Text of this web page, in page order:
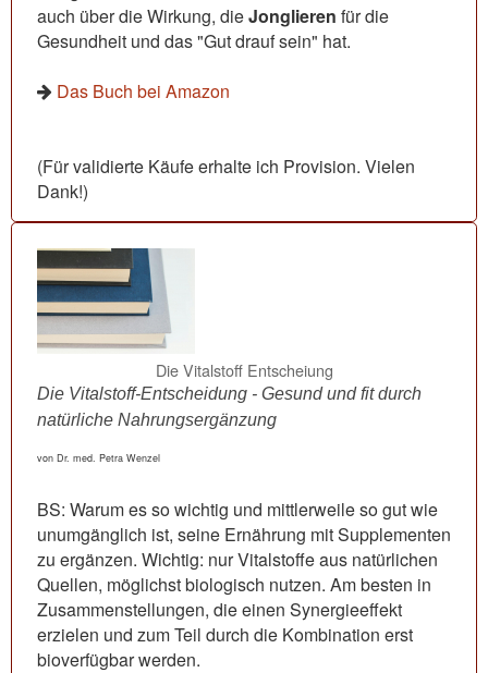
auch über die Wirkung, dieJonglieren für die
Gesundheit und das "Gut drauf sein" hat.
Das Buch bei Amazon
(Für validierte Käufe erhalte ich Provision. Vielen
Dank!)
Die Vitalstoff Entscheiung
Die Vitalstoff-Entscheidung - Gesund und fit durch
natürliche Nahrungsergänzung
von Dr. med. Petra Wenzel
BS: Warum es so wichtig und mittlerweile so gut wie
unumgänglich ist, seine Ernährung mit Supplementen
zu ergänzen. Wichtig: nur Vitalstoffe aus natürlichen
Quellen, möglichst biologisch nutzen. Am besten in
Zusammenstellungen, die einen Synergieeffekt
erzielen und zum Teil durch die Kombination erst
bioverfügbar werden.